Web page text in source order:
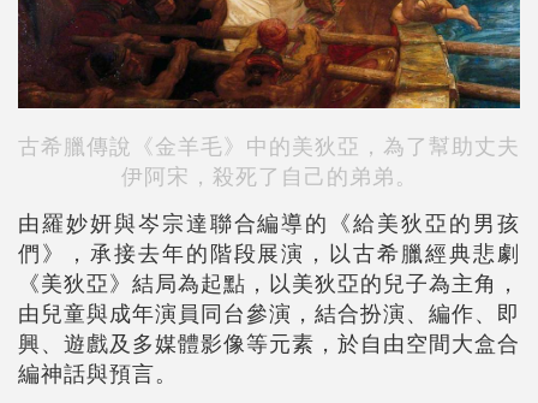
古希臘傳說《金羊毛》中的美狄亞，為了幫助丈夫
伊阿宋，殺死了自己的弟弟。
由羅妙妍與岑宗達聯合編導的《給美狄亞的男孩
們》，承接去年的階段展演，以古希臘經典悲劇
《美狄亞》結局為起點，以美狄亞的兒子為主角，
由兒童與成年演員同台參演，結合扮演、編作、即
興、遊戲及多媒體影像等元素，於自由空間大盒合
編神話與預言。